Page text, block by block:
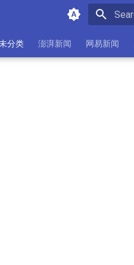
分类 澎湃新闻 网易新闻